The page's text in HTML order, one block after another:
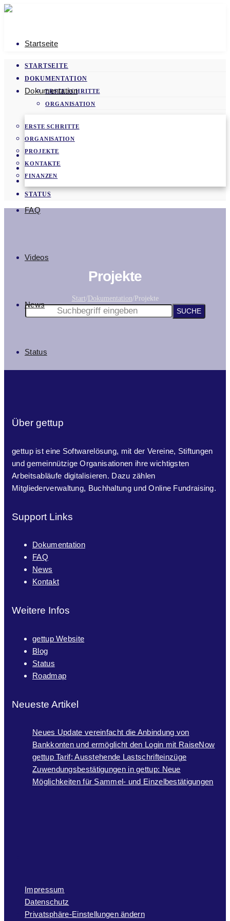
Startseite
Dokumentation
ERSTE SCHRITTE
ORGANISATION
PROJEKTE
KONTAKTE
FINANZEN
FAQ
Videos
News
Status
STARTSEITE
DOKUMENTATION
ERSTE SCHRITTE
ORGANISATION
KONTAKTE
FINANZEN
FAQ
VIDEOS
STATUS
Projekte
Start/Dokumentation/Projekte
Über gettup
gettup ist eine Softwarelösung, mit der Vereine, Stiftungen
und gemeinnützige Organisationen ihre wichtigsten
Arbeitsabläufe digitalisieren. Dazu zählen
Mitgliederverwaltung, Buchhaltung und Online Fundraising.
Support Links
Dokumentation
FAQ
News
Kontakt
Weitere Infos
gettup Website
Blog
Status
Roadmap
Neueste Artikel
Neues Update vereinfacht die Anbindung von
Bankkonten und ermöglicht den Login mit RaiseNow
gettup Tarif: Ausstehende Lastschrifteinzüge
Zuwendungsbestätigungen in gettup: Neue
Möglichkeiten für Sammel- und Einzelbestätigungen
Impressum
Datenschutz
Privatsphäre-Einstellungen ändern